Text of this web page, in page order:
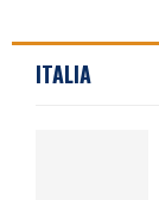
ITALIA